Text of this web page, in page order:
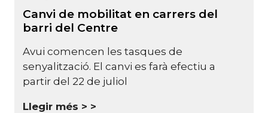
Canvi de mobilitat en carrers del
barri del Centre
Avui comencen les tasques de
senyalització. El canvi es farà efectiu a
partir del 22 de juliol
Llegir més >